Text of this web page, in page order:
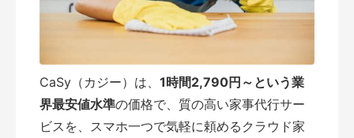
CaSy（カジー）は、 1時間2,790円～という業
界最安値水準の価格で、質の高い家事代行サー
ビスを、スマホ一つで気軽に頼めるクラウド家